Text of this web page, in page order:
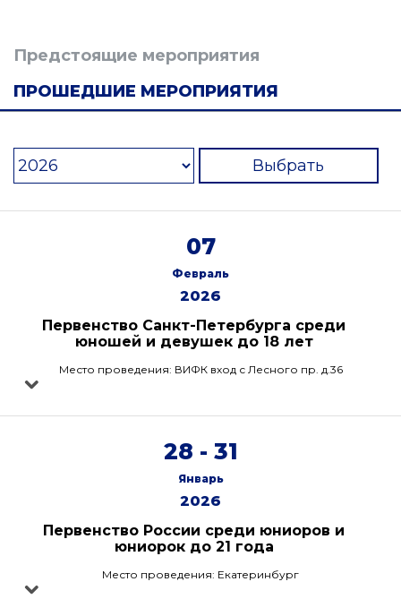
Предстоящие мероприятия
ПРОШЕДШИЕ МЕРОПРИЯТИЯ
Выбрать
07
Февраль
2026
Первенство Санкт-Петербурга среди
юношей и девушек до 18 лет
Место проведения: ВИФК вход с Лесного пр. д.36
28 - 31
Январь
2026
Первенство России среди юниоров и
юниорок до 21 года
Место проведения: Екатеринбург